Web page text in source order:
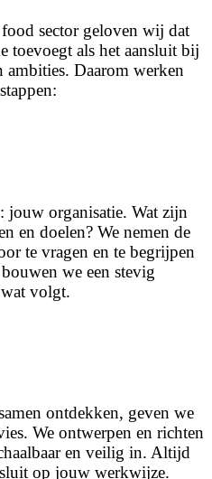
sector geloven wij dat
toevoegt als het aansluit bij
ambities. Daarom werken
jouw organisatie. Wat zijn
en doelen? We nemen de
te vragen en te begrijpen
we een stevig
volgt.
ontdekken, geven we
We ontwerpen en richten
en veilig in. Altijd
op jouw werkwijze.